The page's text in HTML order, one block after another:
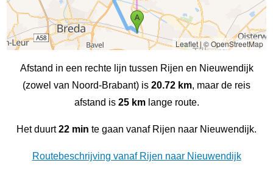
Leaflet| © OpenStreetMap
Afstand in een rechte lijn tussen Rijen en Nieuwendijk
(zowel van Noord-Brabant) is 20.72 km, maar de reis
afstand is 25 kmlange route.
Het duurt22 min te gaan vanaf Rijen naar Nieuwendijk.
Routebeschrijving vanaf Rijen naar Nieuwendijk